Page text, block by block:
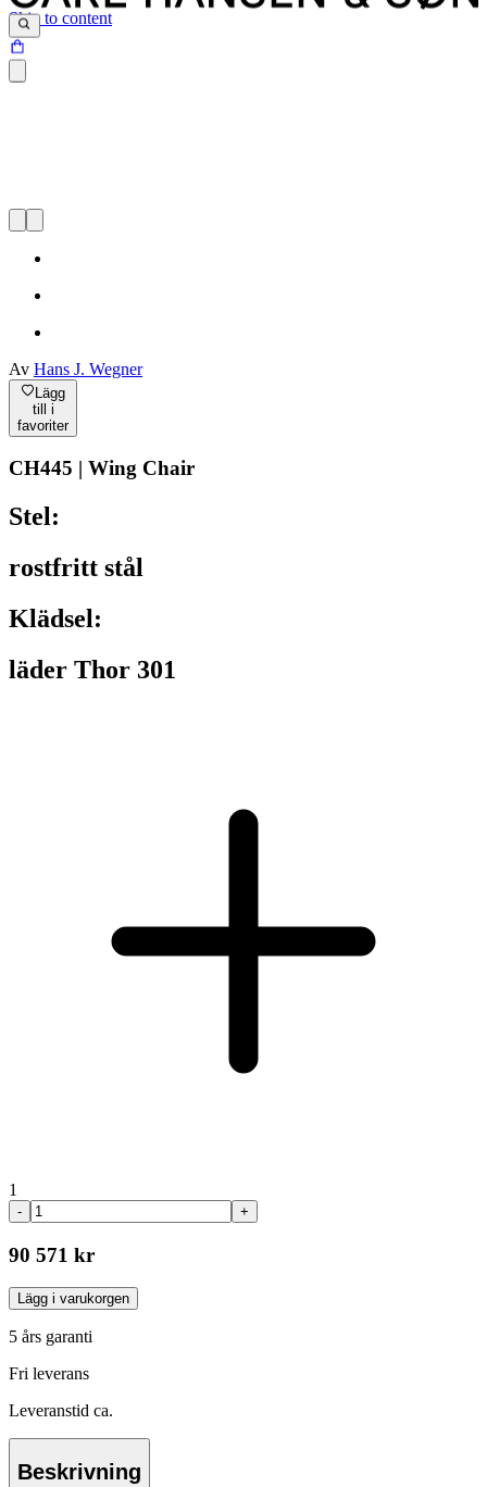
Skip to content
Av Hans J. Wegner
Lägg
till i
favoriter
CH445 | Wing Chair
Stel:
rostfritt stål
Klädsel:
läder Thor 301
1
- +
90 571 kr
Lägg i varukorgen
5 års garanti
Fri leverans
Leveranstid ca.
Beskrivning